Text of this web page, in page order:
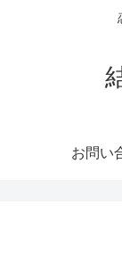
お問い